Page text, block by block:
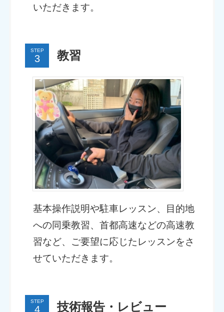
いただきます。
STEP 教習
基本操作説明や駐車レッスン、目的地
への同乗教習、首都高速などの高速教
習など、ご要望に応じたレッスンをさ
せていただきます。
STEP 技術報告・レビュー